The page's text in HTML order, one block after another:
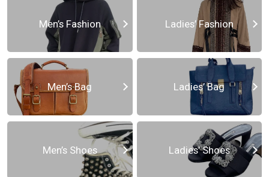
Men’s Fashion Ladies’ Fashion
Men’s Bag Ladies’ Bag
Men’s Shoes Ladies’ Shoes